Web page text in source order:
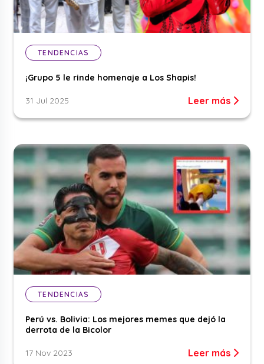
TENDENCIAS
¡Grupo 5 le rinde homenaje a Los Shapis!
31 Jul 2025 Leer más
TENDENCIAS
Perú vs. Bolivia: Los mejores memes que dejó la
derrota de la Bicolor
17 Nov 2023 Leer más